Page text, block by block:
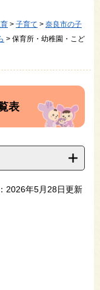
> 子育て > 奈良市の子
> 保育所・幼稚園・こど
表
2026年5月28日更新